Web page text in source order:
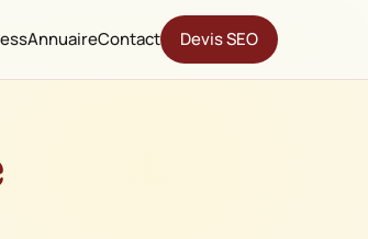
AnnuaireContact Devis SEO